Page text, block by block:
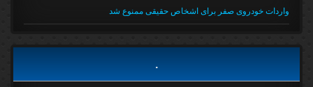
واردات خودروی صفر برای اشخاص حقیقی ممنوع شد